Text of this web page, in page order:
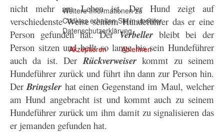
nicht mehr am Leben ist. Der Hund zeigt auf
verschiedenste Weise seinem Hundeführer das er eine
Person gefunden hat. DerVerbellerbleibt bei der
Person sitzen und bellt so lange bis sein Hundeführer
auch da ist. Der Rückverweiserkommt zu seinem
Hundeführer zurück und führt ihn dann zur Person hin.
DerBringslerhat einen Gegenstand im Maul, welcher
am Hund angebracht ist und kommt auch zu seinem
Hundeführer zurück um ihm damit zu signalisieren das
er jemanden gefunden hat.
Weitere Informationen zu
Cookies erhalten Sie in unserer
Datenschutzerklärung.
Akzeptieren
Ablehnen